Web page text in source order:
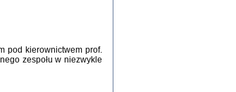
pod kierownictwem prof.
zespołu w niezwykle